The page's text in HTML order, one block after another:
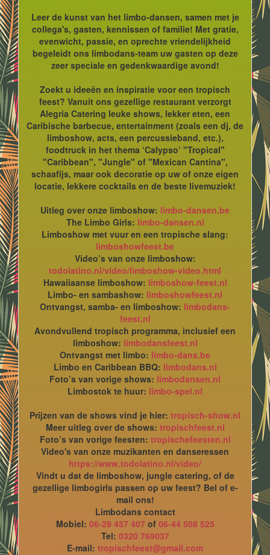
Leer de kunst van het limbo-dansen, samen met je
collega's, gasten, kennissen of familie! Met gratie,
evenwicht, passie, en oprechte vriendelijkheid
begeleidt ons limbodans-team uw gasten op deze
zeer speciale en gedenkwaardige avond!
Zoekt u ideeën en inspiratie voor een tropisch
feest? Vanuit ons gezellige restaurant verzorgt
Alegria Catering leuke shows, lekker eten, een
Caribische barbecue, entertainment (zoals een dj, de
limboshow, acts, een percussieband, etc.),
foodtruck in het thema ‘Calypso’ "Tropical"
"Caribbean", "Jungle" of "Mexican Cantina",
schaafijs, maar ook decoratie op uw of onze eigen
locatie, lekkere cocktails en de beste livemuziek!
Uitleg over onze limboshow: limbo-dansen.be
The Limbo Girls: limbo-dansen.nl
Limboshow met vuur en een tropische slang:
limboshowfeest.be
Video’s van onze limboshow:
todolatino.nl/video/limboshow-video.html
Hawaiiaanse limboshow: limboshow-feest.nl
Limbo- en sambashow: limboshowfeest.nl
Ontvangst, samba- en limboshow: limbodans-
feest.nl
Avondvullend tropisch programma, inclusief een
limboshow: limbodansfeest.nl
Ontvangst met limbo: limbo-dans.be
Limbo en Caribbean BBQ: limbodans.nl
Foto’s van vorige shows: limbodansen.nl
Limbostok te huur: limbo-spel.nl
Prijzen van de shows vind je hier: tropisch-show.nl
Meer uitleg over de shows: tropischfeest.nl
Foto’s van vorige feesten: tropischefeesten.nl
Video's van onze muzikanten en danseressen
https://www.todolatino.nl/video/
Vindt u dat de limboshow, jungle catering, of de
gezellige limbogirls passen op uw feest? Bel of e-
mail ons!
Limbodans contact
Mobiel: 06-29 457 407of 06-44 508 525
Tel: 0320 769037
E-mail: tropischfeest@gmail.com